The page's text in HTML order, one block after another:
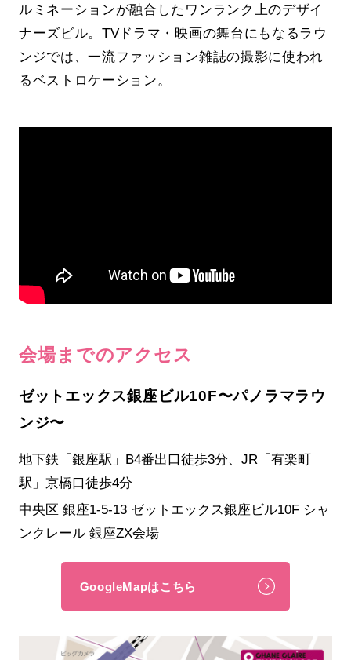
ルミネーションが融合したワンランク上のデザイ
ナーズビル。TVドラマ・映画の舞台にもなるラウ
ンジでは、一流ファッション雑誌の撮影に使われ
るベストロケーション。
会場までのアクセス
ゼットエックス銀座ビル10F〜パノラマラウ
ンジ〜
地下鉄「銀座駅」B4番出口徒歩3分、JR「有楽町
駅」京橋口徒歩4分
中央区 銀座1-5-13 ゼットエックス銀座ビル10F シャ
ンクレール 銀座ZX会場
GoogleMapはこちら